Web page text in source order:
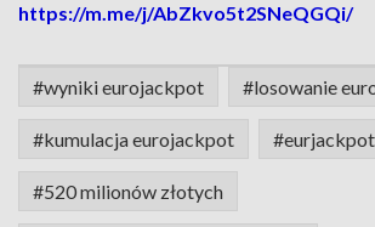
https://m.me/j/AbZkvo5t2SNeQGQi/
#wyniki eurojackpot #losowanie
#kumulacja eurojackpot #eurjackpot
#520 milionów złotych